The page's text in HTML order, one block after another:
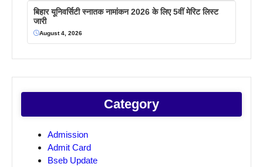
बिहार यूनिवर्सिटी स्नातक नामांकन 2026 के लिए 5वीं मेरिट लिस्ट
जारी
August 4, 2026
Category
Admission
Admit Card
Bseb Update